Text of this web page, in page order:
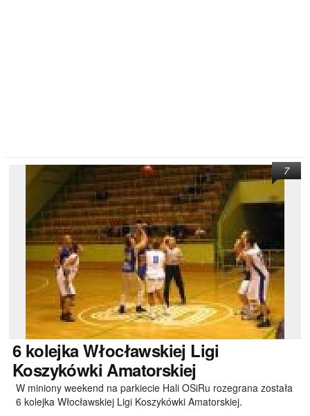
6kolejka Włocławskiej Ligi
Koszykówki Amatorskiej
W miniony weekend na parkiecie Hali OSiRu rozegrana została
6 kolejka Włocławskiej Ligi Koszykówki Amatorskiej.
7